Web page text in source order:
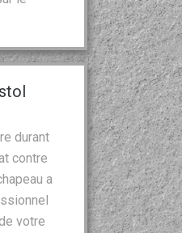
durant
contre
a
votre